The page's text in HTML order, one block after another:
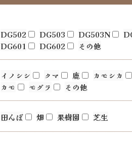
DG502 DG503 DG503N
DG601
DG602 その他
イノシシ クマ 鹿 カモシカ
カモ
モグラ その他
田んぼ 畑 果樹園 芝生